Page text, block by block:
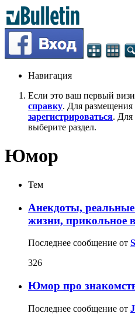
Навигация
Если это ваш первый
справку. Для
зарегистрироваться. Для
выберите раздел.
Юмор
Тем
Анекдоты,
жизни, прикольное
Последнее сообщение от
326
Юмор про
Последнее сообщение от